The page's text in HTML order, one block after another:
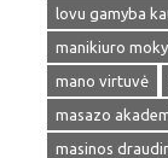
lovu gamyba
manikiuro
mano virtuvė
masazo
masinos